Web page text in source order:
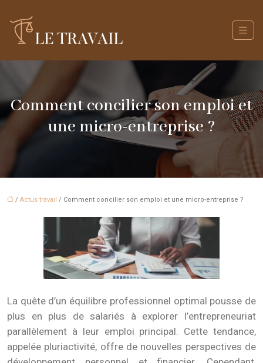
Comment concilier son emploi et
une micro-entreprise ?
/ Actus travail / Comment concilier son emploi et une micro-entreprise ?
La quête d’un équilibre professionnel optimal pousse de
plus en plus de salariés à explorer l’entrepreneuriat
parallèlement à leur emploi principal. Cette tendance,
appelée pluriactivité, offre de nouvelles perspectives de